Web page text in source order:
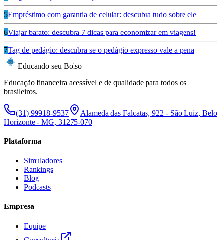
5Empréstimo com garantia de celular: descubra tudo sobre ele
6Viajar barato: descubra 7 dicas para economizar em viagens!
7Tag de pedágio: descubra se o pedágio expresso vale a pena
Educando seu Bolso
Educação financeira acessível e de qualidade para todos os
brasileiros.
(31) 99918-9537
Alameda das Falcatas, 922 - São Luiz, Belo
Horizonte - MG, 31275-070
Plataforma
Simuladores
Rankings
Blog
Podcasts
Empresa
Equipe